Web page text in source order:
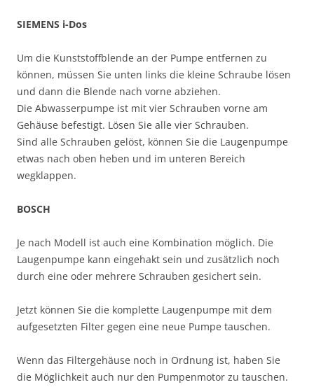
SIEMENS i-Dos
Um die Kunststoffblende an der Pumpe entfernen zu
können, müssen Sie unten links die kleine Schraube lösen
und dann die Blende nach vorne abziehen.
Die Abwasserpumpe ist mit vier Schrauben vorne am
Gehäuse befestigt. Lösen Sie alle vier Schrauben.
Sind alle Schrauben gelöst, können Sie die Laugenpumpe
etwas nach oben heben und im unteren Bereich
wegklappen.
BOSCH
Je nach Modell ist auch eine Kombination möglich. Die
Laugenpumpe kann eingehakt sein und zusätzlich noch
durch eine oder mehrere Schrauben gesichert sein.
Jetzt können Sie die komplette Laugenpumpe mit dem
aufgesetzten Filter gegen eine neue Pumpe tauschen.
Wenn das Filtergehäuse noch in Ordnung ist, haben Sie
die Möglichkeit auch nur den Pumpenmotor zu tauschen.